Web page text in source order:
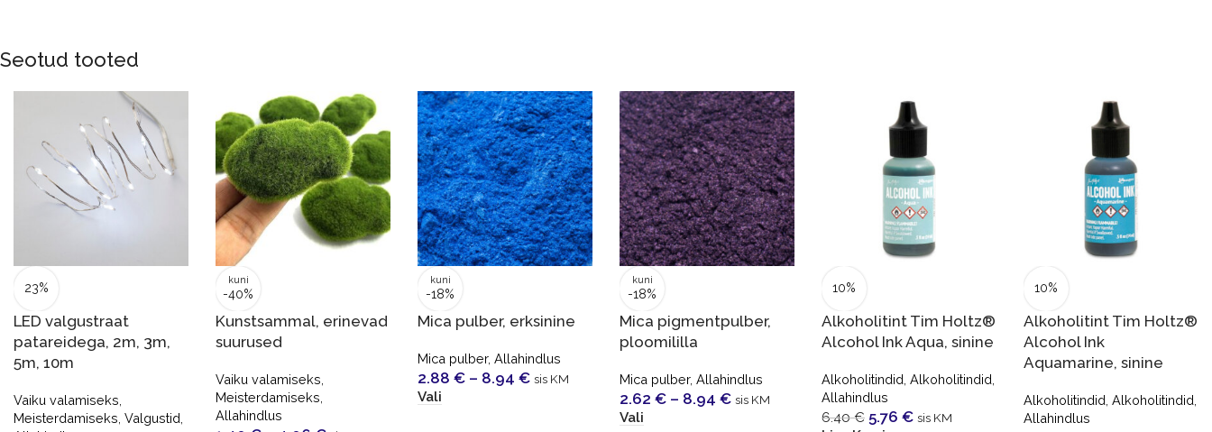
Seotud tooted
23%
LED valgustraat
patareidega, 2m, 3m,
5m, 10m
Vaiku valamiseks
Meisterdamiseks Valgustid
kuni
-40%
Kunstsammal, erinevad
suurused
Vaiku valamiseks
Meisterdamiseks
Allahindlus
kuni
-18%
Mica pulber, erksinine
Mica pulber, Allahindlus
2.88 € – 8.94 € sis KM
Vali
kuni
-18%
Mica pigmentpulber,
ploomililla
Mica pulber, Allahindlus
2.62 € – 8.94 € sis KM
Vali
10%
Alkoholitint Tim Holtz®
Alcohol Ink Aqua, sinine
Alkoholitindid Alkoholitindid
Allahindlus
6.40€ 5.76 € sis KM
10%
Alkoholitint Tim Holtz®
Alcohol Ink
Aquamarine, sinine
Alkoholitindid Alkoholitindid
Allahindlus